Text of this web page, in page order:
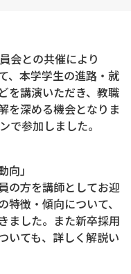
会との共催により
、本学学生の進路・就
を講演いただき、教職
を深める機会となりま
で参加しました。
」
の方を講師としてお迎
徴・傾向について、
ました。また新卒採用
いても、詳しく解説い